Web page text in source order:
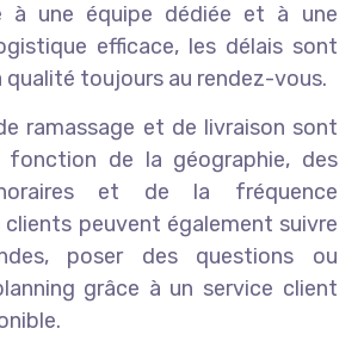
à une équipe dédiée et à une
efficace, les délais sont
qualité toujours au rendez-vous.
ramassage et de livraison sont
fonction de la géographie, des
et de la fréquence
clients peuvent également suivre
poser des questions ou
grâce à un service client